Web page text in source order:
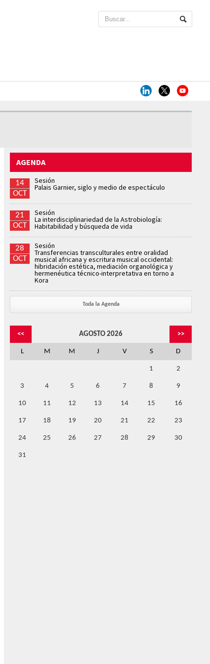
AGENDA
14
OCT
Sesión
Palais Garnier, siglo y medio de espectáculo
21
OCT
Sesión
La interdisciplinariedad de la Astrobiología:
Habitabilidad y búsqueda de vida
28
OCT
Sesión
Transferencias transculturales entre oralidad
musical africana y escritura musical occidental:
hibridación estética, mediación organológica y
hermenéutica técnico-interpretativa en torno a
Kora
Toda la Agenda
<< AGOSTO 2026 >>
L M M J V S D
1 2
3 4 5 6 7 8 9
10 11 12 13 14 15 16
17 18 19 20 21 22 23
24 25 26 27 28 29 30
31